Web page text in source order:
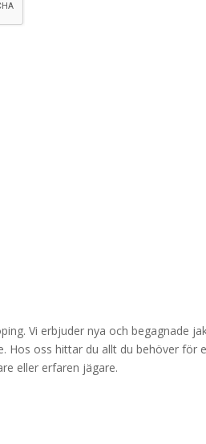
Vi erbjuder nya och begagnade
Hos oss hittar du allt du behöver för
eller erfaren jägare.